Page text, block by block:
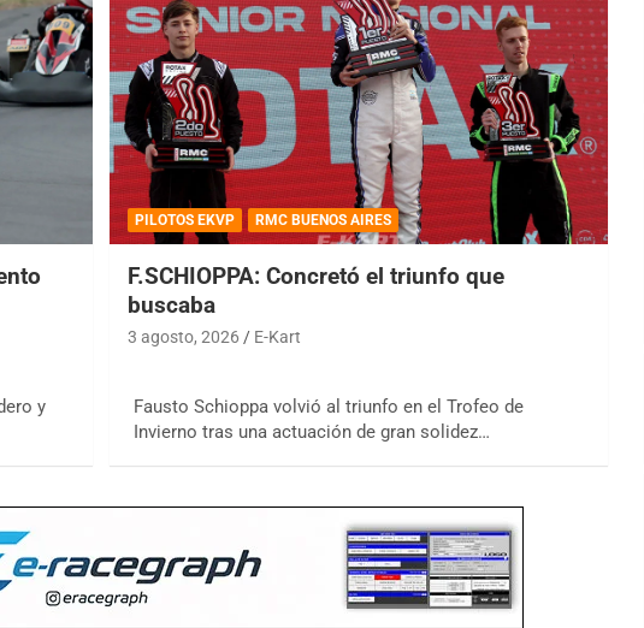
y
PILOTOS EKVP RMC BUENOS AIRES
F.SCHIOPPA: Concretó el triunfo que
buscaba
3 agosto, 2026 E-Kart
Fausto Schioppa volvió al triunfo en el Trofeo de
Invierno tras una actuación de gran solidez…